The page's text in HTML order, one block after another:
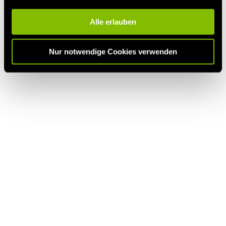
Alle erlauben
Nur notwendige Cookies verwenden